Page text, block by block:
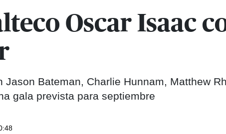
Oscar Isaac
Jason Bateman, Charlie Hunnam, Matthew
gala prevista para septiembre